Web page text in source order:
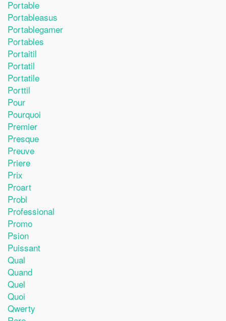
Portable
Portableasus
Portablegamer
Portables
Portaitil
Portatil
Portatile
Porttil
Pour
Pourquoi
Premier
Presque
Preuve
Priere
Prix
Proart
Probl
Professional
Promo
Psion
Puissant
Qual
Quand
Quel
Quoi
Qwerty